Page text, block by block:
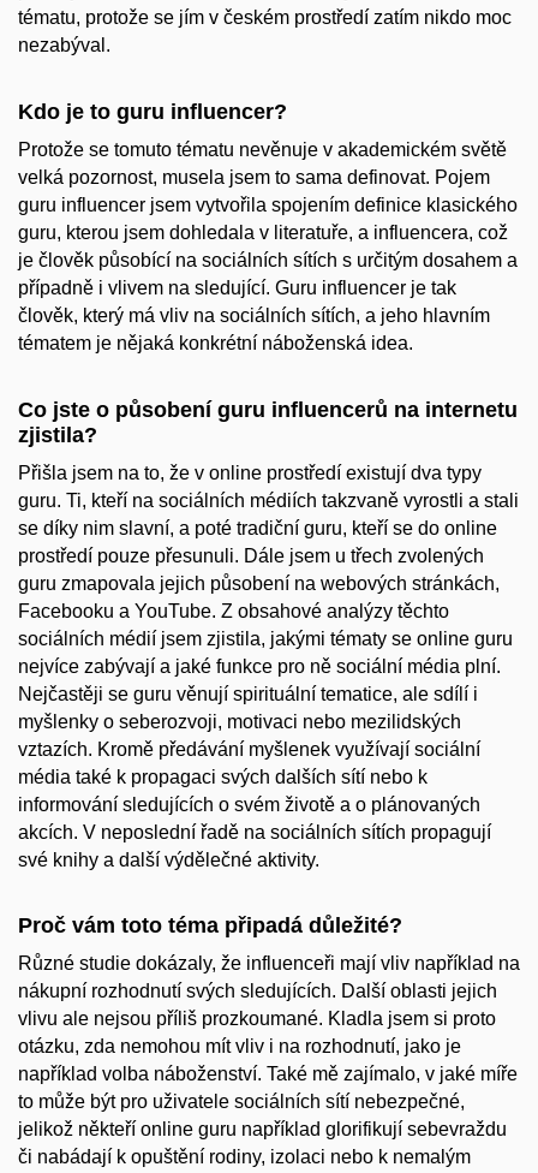
tématu, protože se jím v českém prostředí zatím nikdo moc
nezabýval.
Kdo je to guru influencer?
Protože se tomuto tématu nevěnuje v akademickém světě
velká pozornost, musela jsem to sama definovat. Pojem
guru influencer jsem vytvořila spojením definice klasického
guru, kterou jsem dohledala v literatuře, a influencera, což
je člověk působící na sociálních sítích s určitým dosahem a
případně i vlivem na sledující. Guru influencer je tak
člověk, který má vliv na sociálních sítích, a jeho hlavním
tématem je nějaká konkrétní náboženská idea.
Co jste o působení guru influencerů na internetu
zjistila?
Přišla jsem na to, že v online prostředí existují dva typy
guru. Ti, kteří na sociálních médiích takzvaně vyrostli a stali
se díky nim slavní, a poté tradiční guru, kteří se do online
prostředí pouze přesunuli. Dále jsem u třech zvolených
guru zmapovala jejich působení na webových stránkách,
Facebooku a YouTube. Z obsahové analýzy těchto
sociálních médií jsem zjistila, jakými tématy se online guru
nejvíce zabývají a jaké funkce pro ně sociální média plní.
Nejčastěji se guru věnují spirituální tematice, ale sdílí i
myšlenky o seberozvoji, motivaci nebo mezilidských
vztazích. Kromě předávání myšlenek využívají sociální
média také k propagaci svých dalších sítí nebo k
informování sledujících o svém životě a o plánovaných
akcích. V neposlední řadě na sociálních sítích propagují
své knihy a další výdělečné aktivity.
Proč vám toto téma připadá důležité?
Různé studie dokázaly, že influenceři mají vliv například na
nákupní rozhodnutí svých sledujících. Další oblasti jejich
vlivu ale nejsou příliš prozkoumané. Kladla jsem si proto
otázku, zda nemohou mít vliv i na rozhodnutí, jako je
například volba náboženství. Také mě zajímalo, v jaké míře
to může být pro uživatele sociálních sítí nebezpečné,
jelikož někteří online guru například glorifikují sebevraždu
či nabádají k opuštění rodiny, izolaci nebo k nemalým